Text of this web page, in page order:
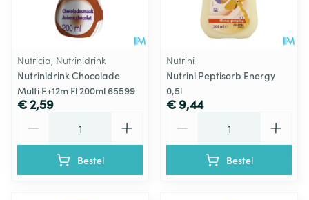
Nutricia, Nutrinidrink
Nutrinidrink Chocolade
Multi F.+12m Fl 200ml 65599
€ 2,59
Bestel
Nutrini
Nutrini Peptisorb Energy
0,5l
€ 9,44
Bestel